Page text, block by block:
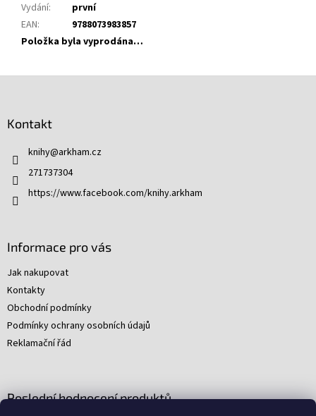
Vydání:
první
EAN:
9788073983857
Položka byla vyprodána…
Kontakt
knihy@arkham.cz
271737304
https://www.facebook.com/knihy.arkham
Informace pro vás
Jak nakupovat
Kontakty
Obchodní podmínky
Podmínky ochrany osobních údajů
Reklamační řád
Poslední hodnocení produktů